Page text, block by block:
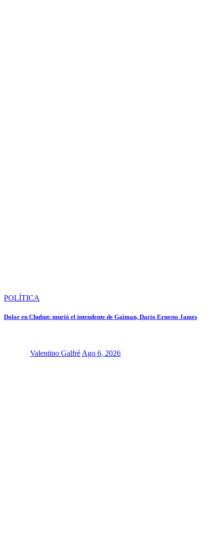
POLÍTICA
Dolor en Chubut: murió el intendente de Gaiman, Darío Ernesto James
Valentino Galfré Ago 6, 2026